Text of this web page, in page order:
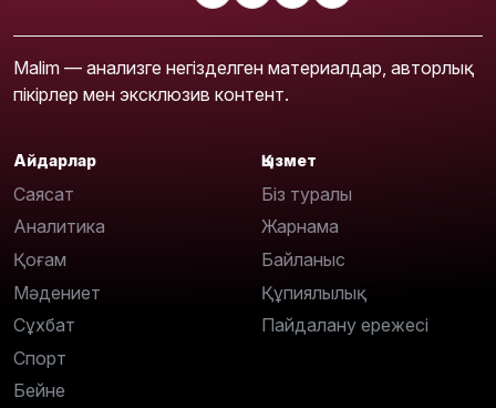
Malim — анализге негізделген материалдар, авторлық
пікірлер мен эксклюзив контент.
Айдарлар
Саясат
Аналитика
Қоғам
Мәдениет
Сұхбат
Спорт
Бейне
Қызмет
Біз туралы
Жарнама
Байланыс
Құпиялылық
Пайдалану ережесі